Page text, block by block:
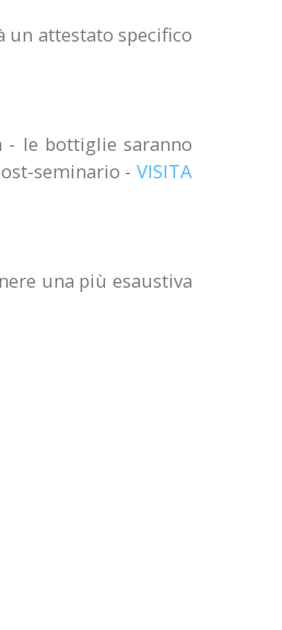
un attestato specifico
le bottiglie saranno
seminario - VISITA
una più esaustiva